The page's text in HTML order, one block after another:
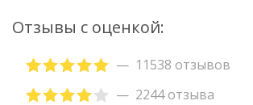
Отзывы с оценкой:
11538 отзывов
2244 отзыва